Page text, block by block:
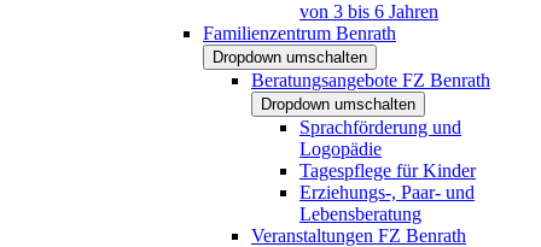
von 3 bis 6 Jahren
Familienzentrum Benrath
Dropdown umschalten
Beratungsangebote FZ Benrath
Dropdown umschalten
Sprachförderung und
Logopädie
Tagespflege für Kinder
Erziehungs-, Paar- und
Lebensberatung
Veranstaltungen FZ Benrath